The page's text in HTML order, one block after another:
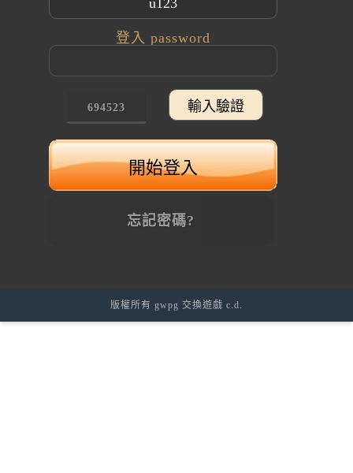
登入 password
694523
忘記密碼?
版權所有 gwpg 交換遊戲 c.d.